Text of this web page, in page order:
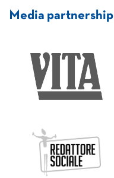
Media partnership